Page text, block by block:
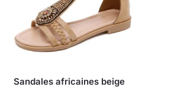
Sandales africaines beige